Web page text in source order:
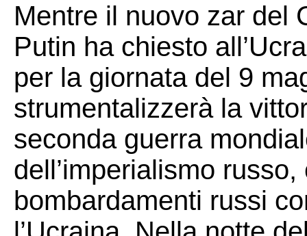
Mentre il nuovo zar del
Putin ha chiesto
per la giornata del 9
strumentalizzerà la
seconda guerra
dell’imperialismo
bombardamenti russi